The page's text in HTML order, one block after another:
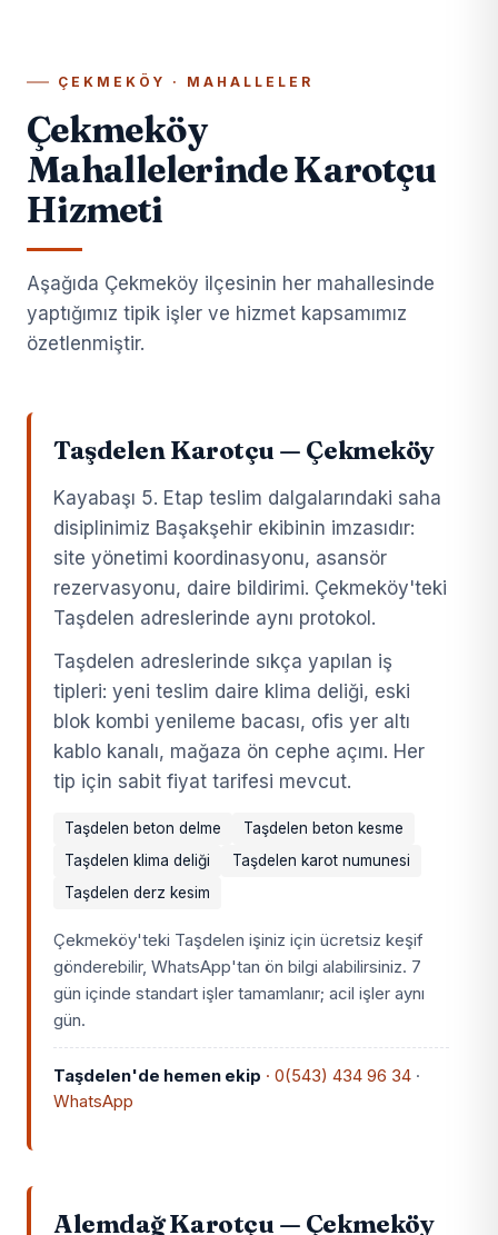
ÇEKMEKÖY · MAHALLELER
Çekmeköy
Mahallelerinde Karotçu
Hizmeti
Aşağıda Çekmeköy ilçesinin her mahallesinde
yaptığımız tipik işler ve hizmet kapsamımız
özetlenmiştir.
Taşdelen Karotçu — Çekmeköy
Kayabaşı 5. Etap teslim dalgalarındaki saha
disiplinimiz Başakşehir ekibinin imzasıdır:
site yönetimi koordinasyonu, asansör
rezervasyonu, daire bildirimi. Çekmeköy'teki
Taşdelen adreslerinde aynı protokol.
Taşdelen adreslerinde sıkça yapılan iş
tipleri: yeni teslim daire klima deliği, eski
blok kombi yenileme bacası, ofis yer altı
kablo kanalı, mağaza ön cephe açımı. Her
tip için sabit fiyat tarifesi mevcut.
Taşdelen beton delme
Taşdelen beton kesme
Taşdelen klima deliği
Taşdelen karot numunesi
Taşdelen derz kesim
Çekmeköy'teki Taşdelen işiniz için ücretsiz keşif
gönderebilir, WhatsApp'tan ön bilgi alabilirsiniz. 7
gün içinde standart işler tamamlanır; acil işler aynı
gün.
Taşdelen'de hemen ekip · 0(543) 434 96 34 ·
WhatsApp
Alemdağ Karotçu — Çekmeköy